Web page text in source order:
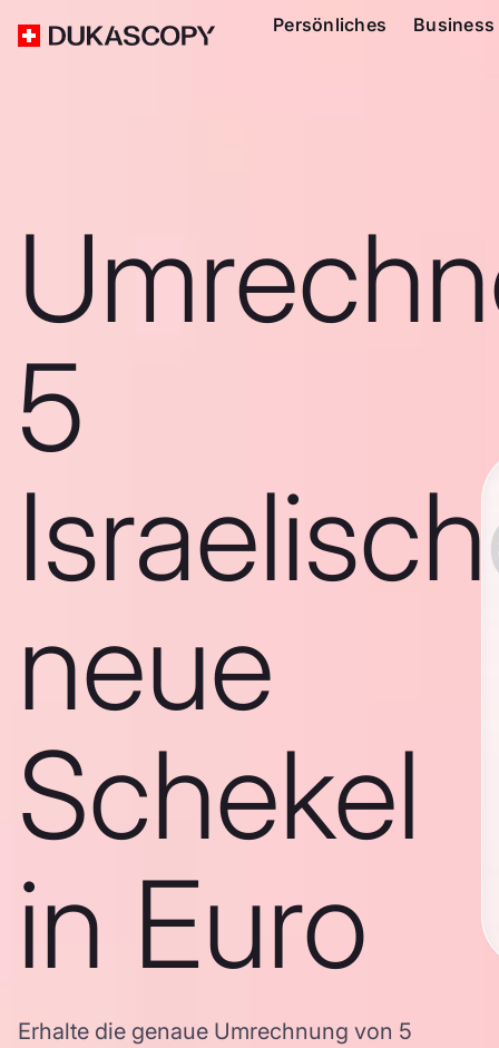
Persönliches Business
5
neue
Schekel
in Euro
Erhalte die genaue Umrechnung von 5